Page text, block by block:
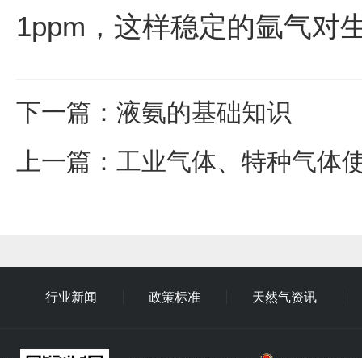
1ppm，这样稳定的氩气对
下一篇 ： 液氨的基础知识
上一篇 ： 工业气体、特种气体
行业新闻 政策标准 天然气资讯